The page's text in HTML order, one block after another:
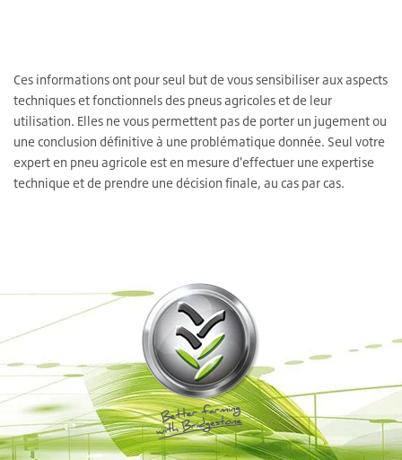
Ces informations ont pour seul but de vous sensibiliser aux aspects
techniques et fonctionnels des pneus agricoles et de leur
utilisation. Elles ne vous permettent pas de porter un jugement ou
une conclusion définitive à une problématique donnée. Seul votre
expert en pneu agricole est en mesure d'effectuer une expertise
technique et de prendre une décision finale, au cas par cas.